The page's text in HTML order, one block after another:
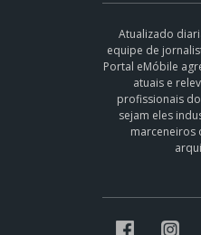
Atualizado
equipe de
Portal eMóbile
atuais e
profissionais
sejam eles
marceneiros